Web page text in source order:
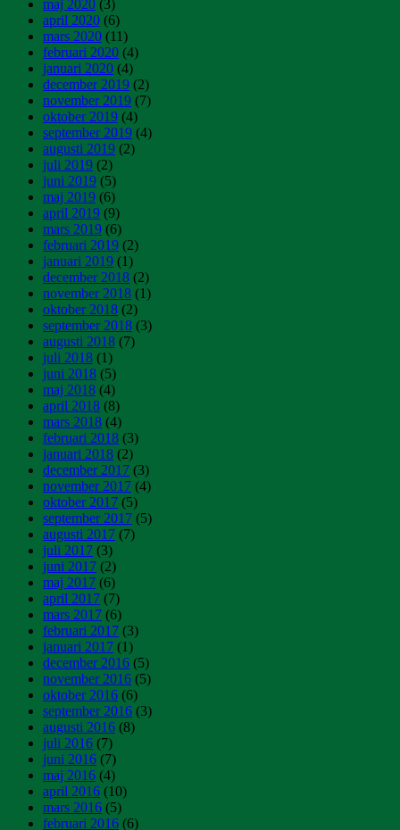
maj 2020 (3)
april 2020 (6)
mars 2020 (11)
februari 2020 (4)
januari 2020 (4)
december 2019 (2)
november 2019 (7)
oktober 2019 (4)
september 2019 (4)
augusti 2019 (2)
juli 2019 (2)
juni 2019 (5)
maj 2019 (6)
april 2019 (9)
mars 2019 (6)
februari 2019 (2)
januari 2019 (1)
december 2018 (2)
november 2018 (1)
oktober 2018 (2)
september 2018 (3)
augusti 2018 (7)
juli 2018 (1)
juni 2018 (5)
maj 2018 (4)
april 2018 (8)
mars 2018 (4)
februari 2018 (3)
januari 2018 (2)
december 2017 (3)
november 2017 (4)
oktober 2017 (5)
september 2017 (5)
augusti 2017 (7)
juli 2017 (3)
juni 2017 (2)
maj 2017 (6)
april 2017 (7)
mars 2017 (6)
februari 2017 (3)
januari 2017 (1)
december 2016 (5)
november 2016 (5)
oktober 2016 (6)
september 2016 (3)
augusti 2016 (8)
juli 2016 (7)
juni 2016 (7)
maj 2016 (4)
april 2016 (10)
mars 2016 (5)
februari 2016 (6)